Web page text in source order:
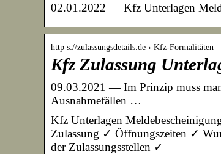
02.01.2022 — Kfz Unterlagen
http s://zulassungsdetails.de › Kfz-Formalitäten
Kfz Zulassung
09.03.2021 — Im Prinzip muss man
Ausnahmefällen …
Kfz Unterlagen
Zulassung ✓ Öffnungszeiten ✓
der Zulassungsstellen ✓